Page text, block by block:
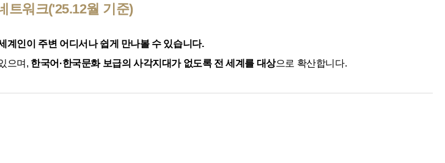
트워크('25.12월 기준)
계인이 주변 어디서나 쉽게 만나볼 수 있습니다.
으며, 한국어·한국문화 보급의 사각지대가 없도록 전 세계를 대상으로 확산합니다.